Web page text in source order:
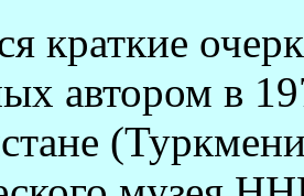
краткие
автором в